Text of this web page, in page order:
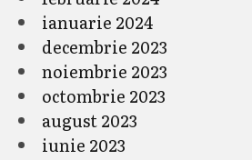
ianuarie 2024
decembrie 2023
noiembrie 2023
octombrie 2023
august 2023
iunie 2023